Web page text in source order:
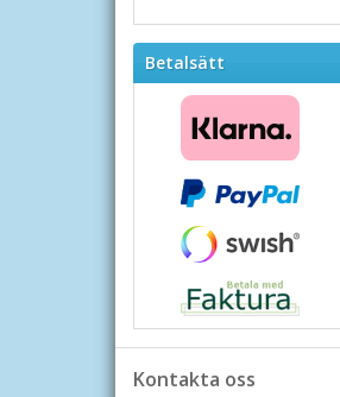
Betalsätt
Kontakta oss